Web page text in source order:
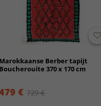
Marokkaanse Berber tapijt
Boucherouite 370 x 170 cm
€ 729 €